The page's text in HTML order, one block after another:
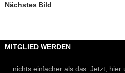
Nächstes Bild
MITGLIED WERDEN
... nichts einfacher als das. Jetzt, hier